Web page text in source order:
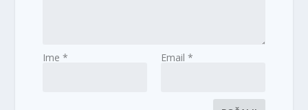
Ime* Email *